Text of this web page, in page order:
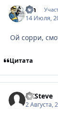
cth
14 Июля,
Ой сорри,
Цитата
DKSteve
2 Августа,